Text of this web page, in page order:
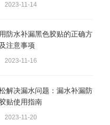
2023-11-14
防水补漏黑色胶贴的正确方
注意事项
2023-11-16
解决漏水问题：漏水补漏防
贴使用指南
2023-11-20